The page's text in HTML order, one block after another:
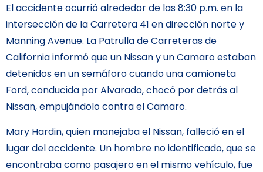
El accidente ocurrió alrededor de las 8:30 p.m. en la
intersección de la Carretera 41 en dirección norte y
Manning Avenue. La Patrulla de Carreteras de
California informó que un Nissan y un Camaro estaban
detenidos en un semáforo cuando una camioneta
Ford, conducida por Alvarado, chocó por detrás al
Nissan, empujándolo contra el Camaro.
Mary Hardin, quien manejaba el Nissan, falleció en el
lugar del accidente. Un hombre no identificado, que se
encontraba como pasajero en el mismo vehículo, fue